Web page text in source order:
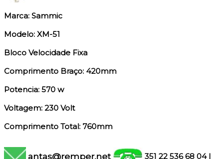
Marca: Sammic
Modelo: XM-51
Bloco Velocidade Fixa
Comprimento Braço: 420mm
Potencia: 570 w
Voltagem: 230 Volt
Comprimento Total: 760mm
antas@remper.net 351 22 536 68 04 |